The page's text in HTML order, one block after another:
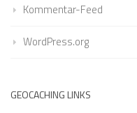
Kommentar-Feed
WordPress.org
GEOCACHING LINKS